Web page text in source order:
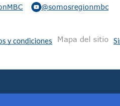
@somosregionmbc
y condiciones Mapa del sitio